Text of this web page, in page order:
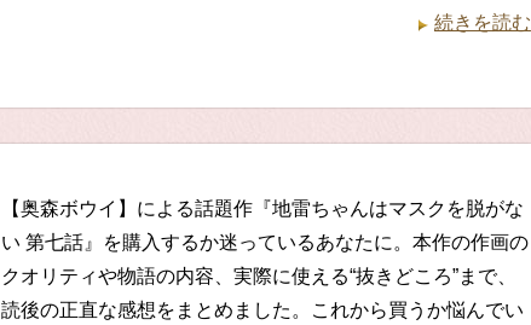
続きを読む
【奥森ボウイ】による話題作『地雷ちゃんはマスクを脱がな
い 第七話』を購入するか迷っているあなたに。本作の作画の
クオリティや物語の内容、実際に使える“抜きどころ”まで、
読後の正直な感想をまとめました。これから買うか悩んでい